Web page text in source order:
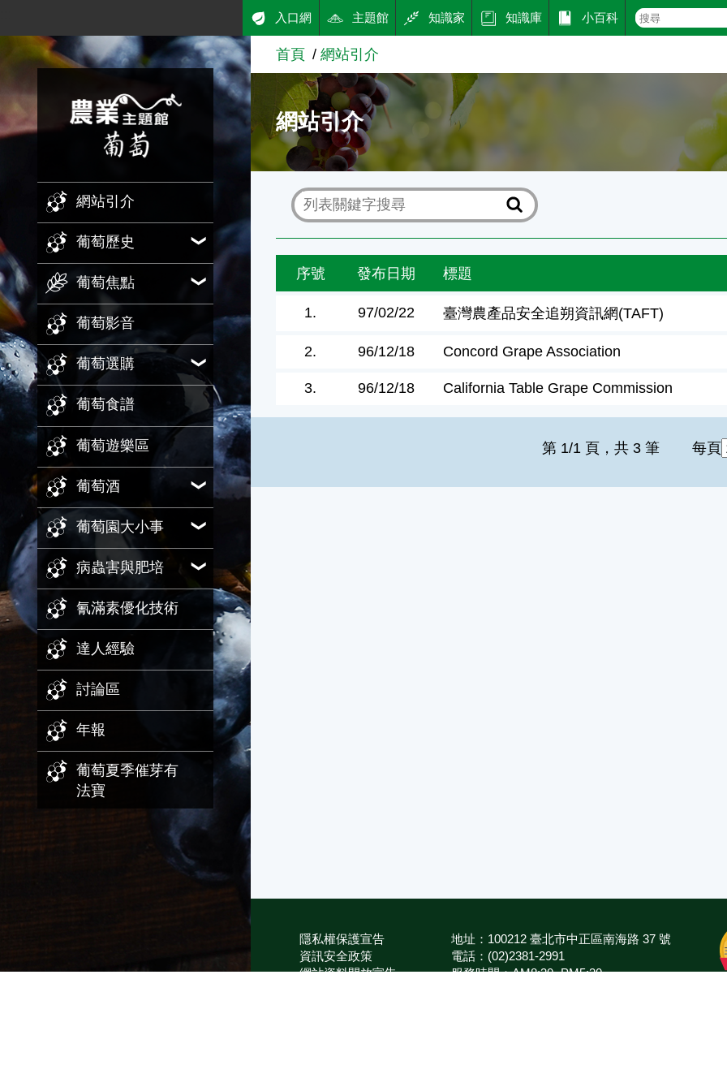
跳到主要內容
農業知識入口網
網站引介
葡萄歷史
葡萄焦點
葡萄影音
葡萄選購
葡萄食譜
葡萄遊樂區
葡萄酒
葡萄園大小事
病蟲害與肥培
氰滿素優化技術
達人經驗
討論區
年報
葡萄夏季催芽有
法寶
入口網 主題館 知識家 知識庫 小百科
首頁 網站引介
網站引介
序號 發布日期 標題
1. 97/02/22 臺灣農產品安全追朔資訊網(TAFT)
2. 96/12/18 Concord Grape Association
3. 96/12/18 California Table Grape Commission
第 1/1 頁，共 3 筆 每頁
隱私權保護宣告
資訊安全政策
網站資料開放宣告
地址：100212 臺北市中正區南海路 37 號
電話：(02)2381-2991
服務時間：AM8:30~PM5:30